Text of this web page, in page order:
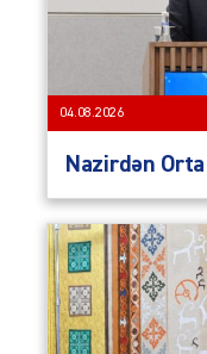
04.08.2026
Nazirdən Orta